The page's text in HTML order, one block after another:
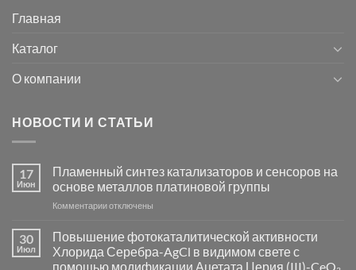
Главная
Каталог
О компании
НОВОСТИ И СТАТЬИ
17
Июн
Пламенный синтез катализаторов и сенсоров на
основе металлов платиновой группы
Комментариик
Пламенный
синтез
катализаторов
отключены
30
Июл
Повышение фотокаталитической активности
Хлорида Серебра-AgCl в видимом свете с
помощью модификации Ацетата Церия (III)-CeO₂